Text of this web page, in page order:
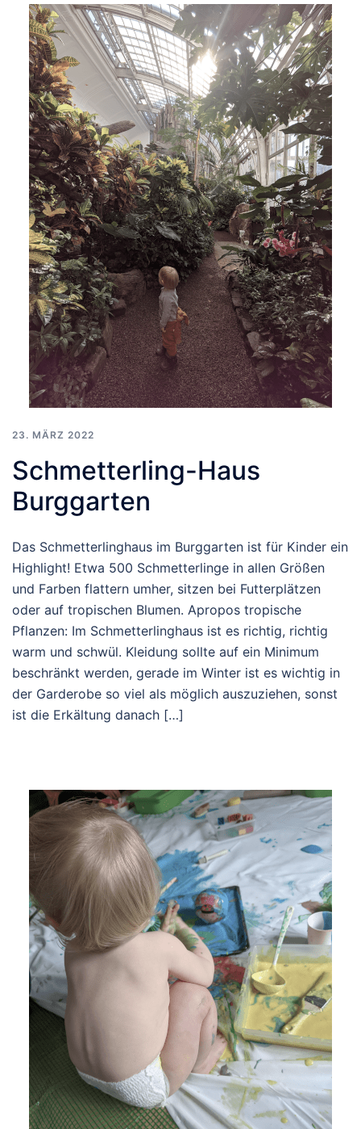
23. MÄRZ 2022
Schmetterling-Haus
Burggarten
Das Schmetterlinghaus im Burggarten ist für Kinder ein
Highlight! Etwa 500 Schmetterlinge in allen Größen
und Farben flattern umher, sitzen bei Futterplätzen
oder auf tropischen Blumen. Apropos tropische
Pflanzen: Im Schmetterlinghaus ist es richtig, richtig
warm und schwül. Kleidung sollte auf ein Minimum
beschränkt werden, gerade im Winter ist es wichtig in
der Garderobe so viel als möglich auszuziehen, sonst
ist die Erkältung danach […]